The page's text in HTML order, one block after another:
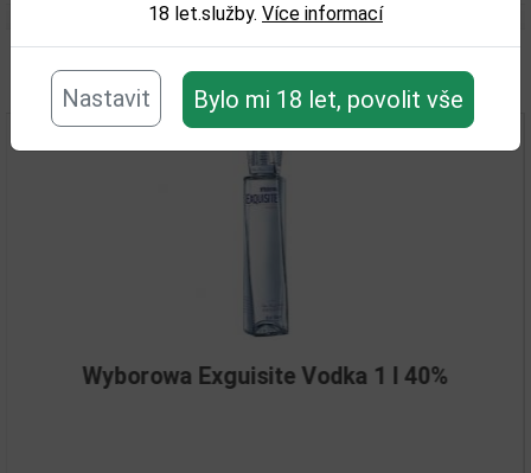
18 let.služby. Více informací
Nastavit Bylo mi 18 let, povolit vše
Související zboží
Exguisite Vodka 1 l 40%